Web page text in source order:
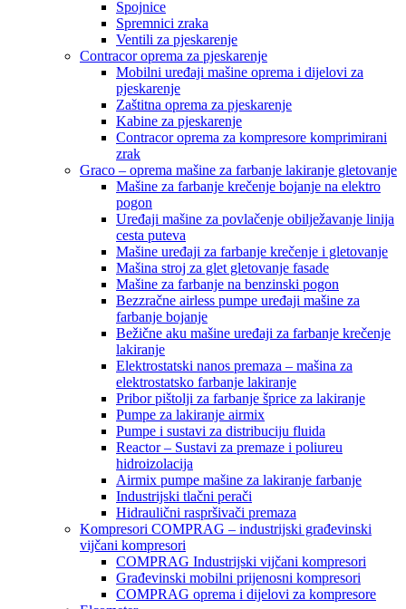
Spojnice
Spremnici zraka
Ventili za pjeskarenje
Contracor oprema za pjeskarenje
Mobilni uređaji mašine oprema i dijelovi za
pjeskarenje
Zaštitna oprema za pjeskarenje
Kabine za pjeskarenje
Contracor oprema za kompresore komprimirani
zrak
Graco – oprema mašine za farbanje lakiranje gletovanje
Mašine za farbanje krečenje bojanje na elektro
pogon
Uređaji mašine za povlačenje obilježavanje linija
cesta puteva
Mašine uređaji za farbanje krečenje i gletovanje
Mašina stroj za glet gletovanje fasade
Mašine za farbanje na benzinski pogon
Bezzračne airless pumpe uređaji mašine za
farbanje bojanje
Bežične aku mašine uređaji za farbanje krečenje
lakiranje
Elektrostatski nanos premaza – mašina za
elektrostatsko farbanje lakiranje
Pribor pištolji za farbanje šprice za lakiranje
Pumpe za lakiranje airmix
Pumpe i sustavi za distribuciju fluida
Reactor – Sustavi za premaze i poliureu
hidroizolacija
Airmix pumpe mašine za lakiranje farbanje
Industrijski tlačni perači
Hidraulični raspršivači premaza
Kompresori COMPRAG – industrijski građevinski
vijčani kompresori
COMPRAG Industrijski vijčani kompresori
Građevinski mobilni prijenosni kompresori
COMPRAG oprema i dijelovi za kompresore